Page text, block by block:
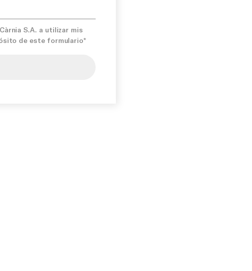
S.A. a utilizar mis
de este formulario*